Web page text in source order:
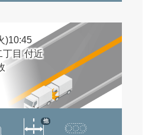
)10:45
丁目 付近
他